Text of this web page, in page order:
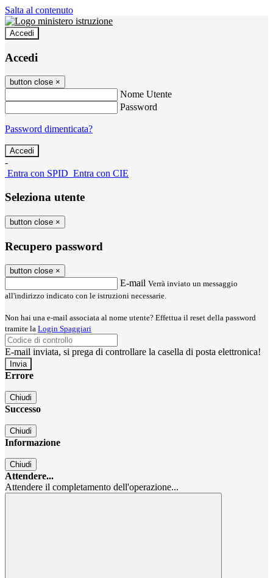
Salta al contenuto
Accedi
Accedi
button close ×
Nome Utente
Password
Password dimenticata?
-
Entra con SPID Entra con CIE
Seleziona utente
button close ×
Recupero password
button close ×
E-mail Verrà inviato un messaggio
all'indirizzo indicato con le istruzioni necessarie.
Non hai una e-mail associata al nome utente? Effettua il reset della password
tramite la Login Spaggiari
E-mail inviata, si prega di controllare la casella di posta elettronica!
Errore
Chiudi
Successo
Chiudi
Informazione
Chiudi
Attendere...
Attendere il completamento dell'operazione...